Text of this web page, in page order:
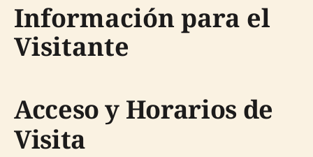
Información para el
Visitante
Acceso y Horarios de
Visita